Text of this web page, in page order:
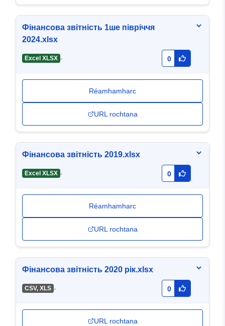
Фінансова звітність 1ше півріччя
2024.xlsx
Excel XLSX - 0
Réamhamharc
URL rochtana
Фінансова звітність 2019.xlsx
Excel XLSX - 0
Réamhamharc
URL rochtana
Фінансова звітність 2020 рік.xlsx
CSV, XLS - 0
URL rochtana